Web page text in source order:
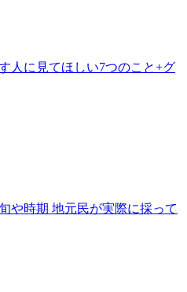
人に見てほしい7つのこと+グ
や時期 地元民が実際に採って